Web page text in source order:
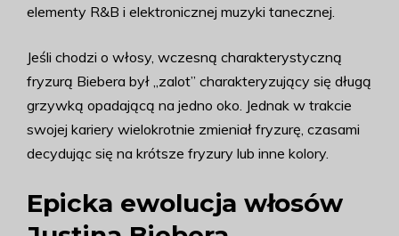
elementy R&B i elektronicznej muzyki tanecznej.
Jeśli chodzi o włosy, wczesną charakterystyczną
fryzurą Biebera był „zalot” charakteryzujący się długą
grzywką opadającą na jedno oko. Jednak w trakcie
swojej kariery wielokrotnie zmieniał fryzurę, czasami
decydując się na krótsze fryzury lub inne kolory.
Epicka ewolucja włosów